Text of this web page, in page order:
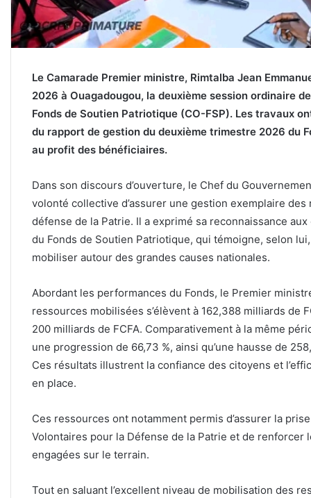
Le Camarade Premier ministre, Rimtalba Jean
2026 à Ouagadougou, la deuxième session ordinaire
Fonds de Soutien Patriotique (CO-FSP). Les travaux
du rapport de gestion du deuxième trimestre 2026 du
au profit des bénéficiaires.
Dans son discours d’ouverture, le Chef du
volonté collective d’assurer une gestion exemplaire
défense de la Patrie. Il a exprimé sa reconnaissance
du Fonds de Soutien Patriotique, qui témoigne, selon
mobiliser autour des grandes causes nationales.
Abordant les performances du Fonds, le Premier
ressources mobilisées s’élèvent à 162,388 milliards de
200 milliards de FCFA. Comparativement à la même
une progression de 66,73 %, ainsi qu’une hausse de
Ces résultats illustrent la confiance des citoyens et
en place.
Ces ressources ont notamment permis d’assurer la
Volontaires pour la Défense de la Patrie et de
engagées sur le terrain.
Tout en saluant l’excellent niveau de mobilisation des